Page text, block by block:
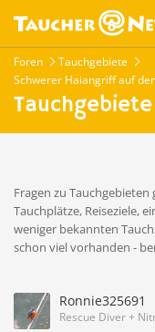
Foren
Tauchgebiete
Schwerer Haiangriff auf
Fragen zu
Tauchplätze, Reiseziele,
weniger bekannten
schon viel vorhanden -
Ronnie325691
Rescue Diver +